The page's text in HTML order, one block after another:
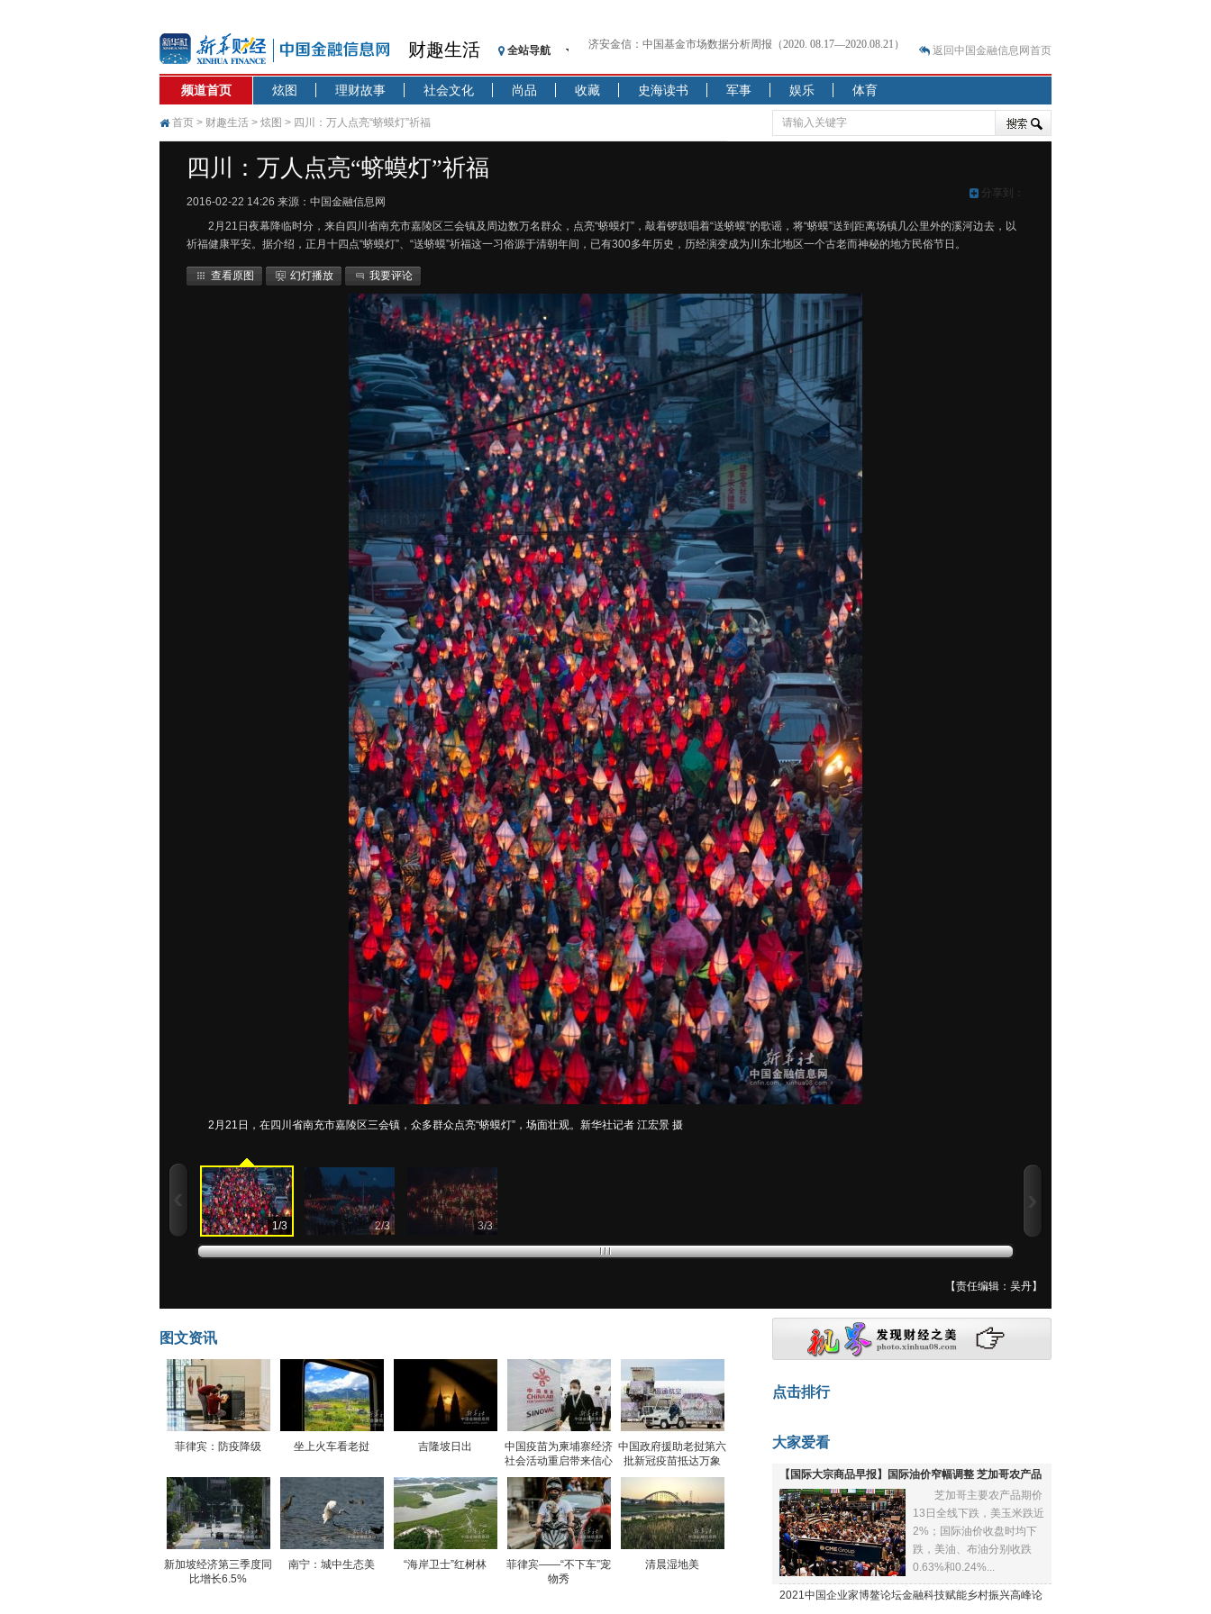
财趣生活 全站导航
【见·闻】疫情下，新加坡旅游业步履维艰
记者手记：疫情下的香港零售业如何浴火重生？
【见·闻】疫情下一家香港传统零售商的转型突围之旅
济安金信：中国基金市场数据分析周报（2020. 07.27—2020.07.31）
【新华财经调查】同业存单、结构性存款玩起“跷跷板” 结构性失衡藏
沥青期货连续两日涨逾3% 沪银及两粕涨势喜人
返回中国金融信息网首页
频道首页 炫图 理财故事 社会文化 尚品 收藏 史海读书 军事 娱乐 体育
首页 > 财趣生活 > 炫图 > 四川：万人点亮“蛴蟆灯”祈福
四川：万人点亮“蛴蟆灯”祈福
2016-02-22 14:26 来源：中国金融信息网
分享到：
2月21日夜幕降临时分，来自四川省南充市嘉陵区三会镇及周边数万名群众，点亮“蛴蟆灯”，敲着锣鼓唱着“送蛴蟆”的歌谣，将“蛴蟆”送到距离场镇几公里外的溪河边去，以
祈福健康平安。据介绍，正月十四点“蛴蟆灯”、“送蛴蟆”祈福这一习俗源于清朝年间，已有300多年历史，历经演变成为川东北地区一个古老而神秘的地方民俗节日。
查看原图 幻灯播放 我要评论
2月21日，在四川省南充市嘉陵区三会镇，众多群众点亮“蛴蟆灯”，场面壮观。新华社记者 江宏景 摄
1/3 2/3 3/3
【责任编辑：吴丹】
图文资讯
菲律宾：防疫降级 坐上火车看老挝 吉隆坡日出
中国疫苗为柬埔寨经济
社会活动重启带来信心
中国政府援助老挝第六
批新冠疫苗抵达万象
新加坡经济第三季度同
比增长6.5%
南宁：城中生态美 “海岸卫士”红树林
菲律宾——“不下车”宠
物秀
清晨湿地美
点击排行
大家爱看
【国际大宗商品早报】国际油价窄幅调整 芝加哥农产品
全线下跌
芝加哥主要农产品期价
13日全线下跌，美玉米跌近
2%；国际油价收盘时均下
跌，美油、布油分别收跌
0.63%和0.24%...
2021中国企业家博鳌论坛金融科技赋能乡村振兴高峰论